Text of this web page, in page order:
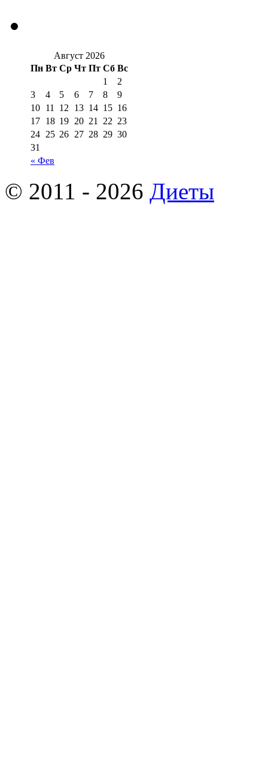
Август 2026
Пн Вт Ср Чт Пт Сб Вс
« Фев
1
2
3
4 5 6 7 8
9
10 11 12 13 14 15 16
17 18 19 20 21 22 23
24 25 26 27 28 29 30
31
© 2011 - 2026 Диеты